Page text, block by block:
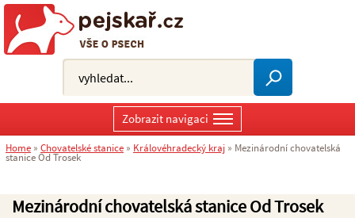
Mezinárodní chovatelská stanice Od Trosek
Zobrazit navigaci
Home » Chovatelské stanice » Královéhradecký kraj » Mezinárodní chovatelská
stanice Od Trosek